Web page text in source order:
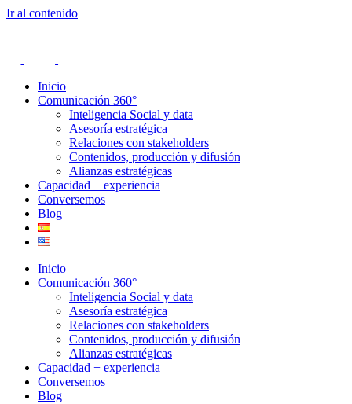
Ir al contenido
Inicio
Comunicación 360°
Inteligencia Social y data
Asesoría estratégica
Relaciones con stakeholders
Contenidos, producción y difusión
Alianzas estratégicas
Capacidad + experiencia
Conversemos
Blog
Inicio
Comunicación 360°
Inteligencia Social y data
Asesoría estratégica
Relaciones con stakeholders
Contenidos, producción y difusión
Alianzas estratégicas
Capacidad + experiencia
Conversemos
Blog